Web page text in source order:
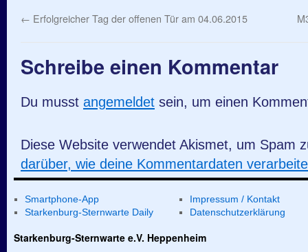
← Erfolgreicher Tag der offenen Tür am 04.06.2015
Schreibe einen Kommentar
Du musst angemeldet sein, um einen
Diese Website verwendet Akismet, um Spam
darüber, wie deine Kommentardaten
Smartphone-App
Starkenburg-Sternwarte Daily
Impressum / Kontakt
Datenschutzerklärung
Starkenburg-Sternwarte e.V. Heppenheim